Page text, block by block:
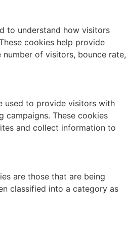
to understand how visitors
cookies help provide
of visitors, bounce rate,
used to provide visitors with
campaigns. These cookies
and collect information to
are those that are being
classified into a category as